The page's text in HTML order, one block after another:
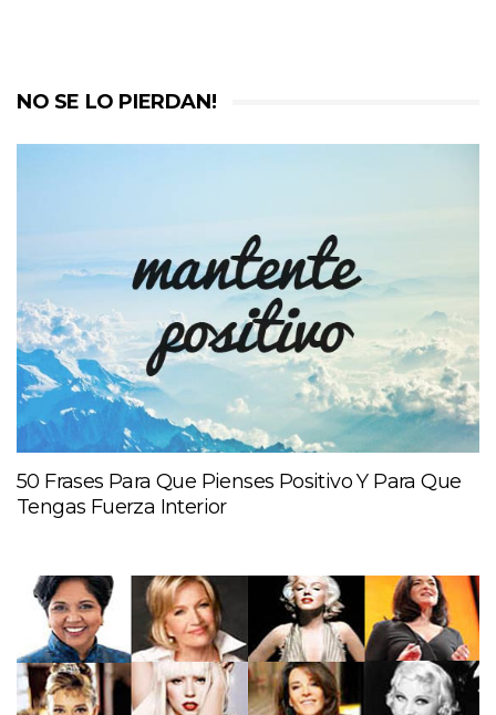
NO SE LO PIERDAN!
50 Frases Para Que Pienses Positivo Y Para Que
Tengas Fuerza Interior